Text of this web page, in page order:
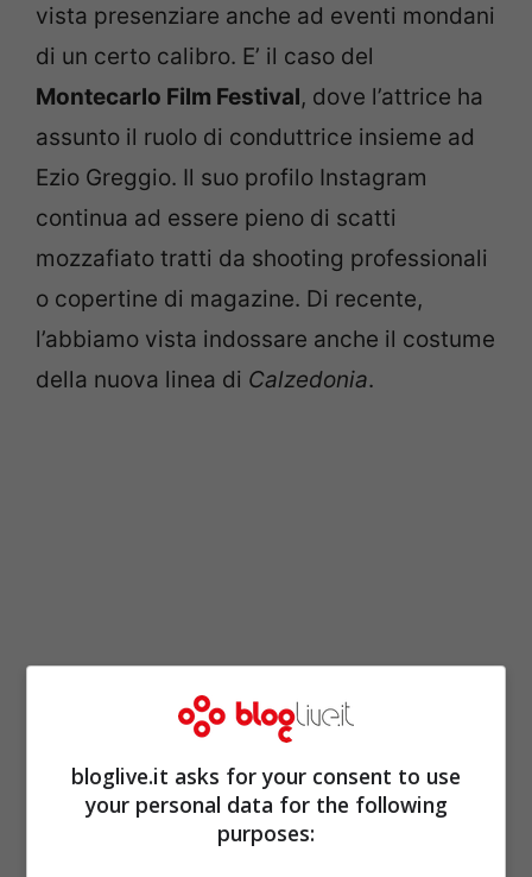
vista presenziare anche ad eventi mondani
di un certo calibro. E’ il caso del
Montecarlo Film Festival, dove l’attrice ha
assunto il ruolo di conduttrice insieme ad
Ezio Greggio. Il suo profilo Instagram
continua ad essere pieno di scatti
mozzafiato tratti da shooting professionali
o copertine di magazine. Di recente,
l’abbiamo vista indossare anche il costume
della nuova linea di Calzedonia.
Gonna cortissima e top
bloglive.it asks for your consent to use
your personal data for the following
purposes: